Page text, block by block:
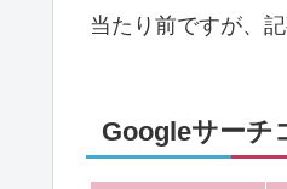
当たり前ですが、
Googleサーチ